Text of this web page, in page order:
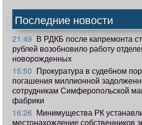
Последние новости
21:49 В РДКБ после капремонта
рублей возобновило работу
новорожденных
15:50 Прокуратура в судебном
погашения миллионной
сотрудникам Симферопольской
фабрики
16:26 Минимущества РК
местонахождение собственников